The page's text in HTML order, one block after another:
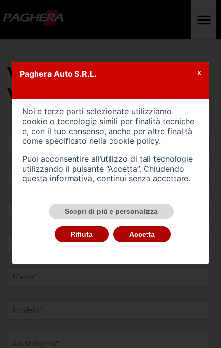
VALUTA IL TUO
VEICOLO
Paghera Auto S.R.L.
Noi e terze parti selezionate utilizziamo
cookie o tecnologie simili per finalità tecniche
e, con il tuo consenso, anche per altre finalità
come specificato nella cookie policy.
Puoi acconsentire all’utilizzo di tali tecnologie
utilizzando il pulsante “Accetta”. Chiudendo
questa informativa, continui senza accettare.
Scopri di più e personalizza
Rifiuta Accetta
X